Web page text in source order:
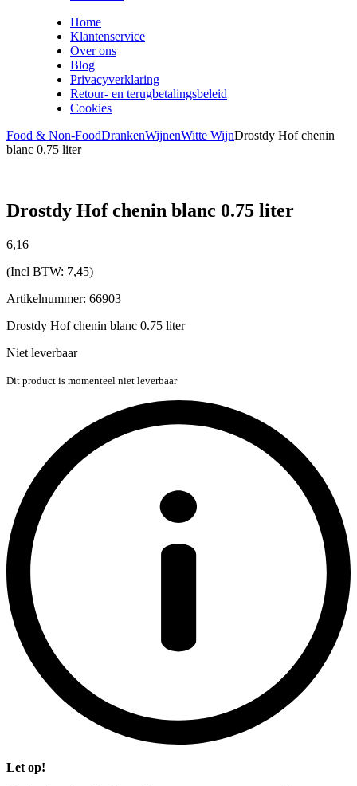
Home
Klantenservice
Over ons
Blog
Privacyverklaring
Retour- en terugbetalingsbeleid
Cookies
Food & Non-FoodDrankenWijnenWitte WijnDrostdy Hof chenin
blanc 0.75 liter
Drostdy Hof chenin blanc 0.75 liter
6,16
(Incl BTW: 7,45)
Artikelnummer: 66903
Drostdy Hof chenin blanc 0.75 liter
Niet leverbaar
Dit product is momenteel niet leverbaar
Let op!